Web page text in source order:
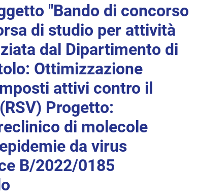
"Bando di concorso
di studio per attività
dal Dipartimento di
Ottimizzazione
attivi contro il
Progetto:
di molecole
da virus
B/2022/0185